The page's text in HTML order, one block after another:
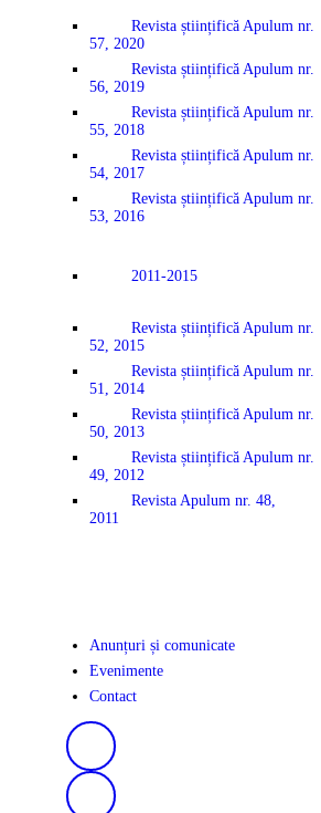
Revista științifică Apulum nr.
57, 2020
Revista științifică Apulum nr.
56, 2019
Revista științifică Apulum nr.
55, 2018
Revista științifică Apulum nr.
54, 2017
Revista științifică Apulum nr.
53, 2016
2011-2015
Revista științifică Apulum nr.
52, 2015
Revista științifică Apulum nr.
51, 2014
Revista științifică Apulum nr.
50, 2013
Revista științifică Apulum nr.
49, 2012
Revista Apulum nr. 48,
2011
Anunțuri și comunicate
Evenimente
Contact